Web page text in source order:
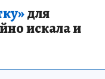
для
искала и